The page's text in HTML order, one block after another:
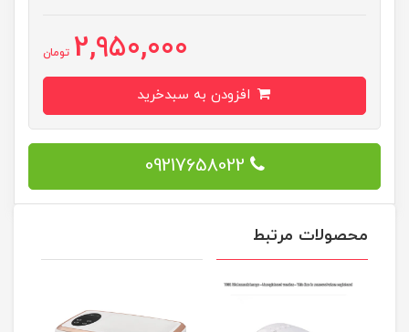
2,950,000 تومان
09217658022
محصولات مرتبط